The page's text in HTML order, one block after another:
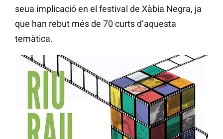
seua implicació en el festival de Xàbia Negra, ja
que han rebut més de 70 curts d’aquesta
temàtica.